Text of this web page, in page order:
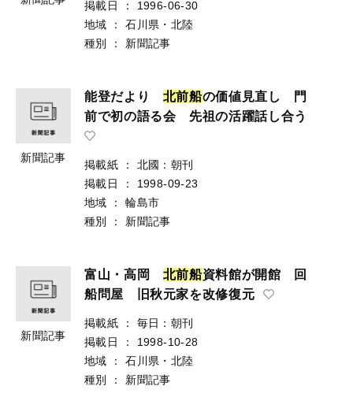
掲載日 ：
1996-06-30
地域
：
石川県・北陸
種別
： 新聞記事
新聞記事
能登だより 北前船の価値見直し 門
前で初の語る会 先祖の活躍話し合う
掲載紙 ：
北國：朝刊
掲載日
：
1998-09-23
地域
：
輪島市
種別
： 新聞記事
新聞記事
富山・高岡 北前船資料館が開館 回
船問屋 旧秋元家を改修復元
掲載紙 ：
毎日：朝刊
掲載日
：
1998-10-28
地域
：
石川県・北陸
種別
： 新聞記事